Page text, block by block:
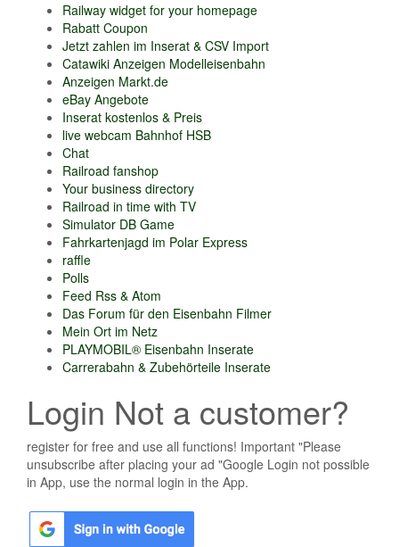
Railway widget for your homepage
Rabatt Coupon
Jetzt zahlen im Inserat & CSV Import
Catawiki Anzeigen Modelleisenbahn
Anzeigen Markt.de
eBay Angebote
Inserat kostenlos & Preis
live webcam Bahnhof HSB
Chat
Railroad fanshop
Your business directory
Railroad in time with TV
Simulator DB Game
Fahrkartenjagd im Polar Express
raffle
Polls
Feed Rss & Atom
Das Forum für den Eisenbahn Filmer
Mein Ort im Netz
PLAYMOBIL® Eisenbahn Inserate
Carrerabahn & Zubehörteile Inserate
Login Not a customer?
register for free and use all functions! Important "Please
unsubscribe after placing your ad "Google Login not possible
in App, use the normal login in the App.